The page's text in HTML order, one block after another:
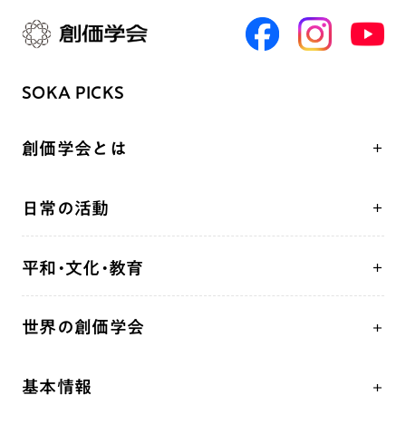
SOKA PICKS
創価学会とは
祈り
聖典
釈尊～法華経
日常の活動
座談会
仏法を語る
平和・文化・教育
「人権文化」「ジェンダー平等」を促進
世界の創価学会
基本情報